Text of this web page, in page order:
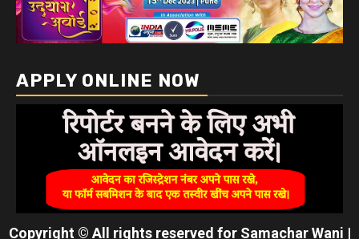
APPLY ONLINE NOW
Copyright © All rights reserved for Samachar Wani |